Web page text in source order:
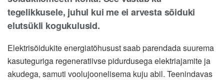
tegelikkusele, juhul kui me ei arvesta sõiduki
elutsükli kogukulusid.
Elektrisõidukite energiatõhusust saab parendada suurema
kasuteguriga regeneratiivse pidurdusega elektriajamite ja
akudega, samuti voolujoonelisema kuju abil. Teenindavas